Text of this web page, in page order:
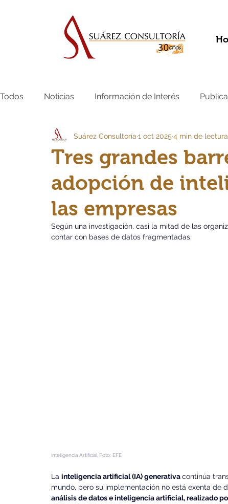
Todos Noticias Información de Interés
Tres grandes
adopción de
las empresas
Suárez Consultoría 1 oct 2025 4 min de lectura
Según una investigación, casi la mitad de las
contar con bases de datos fragmentadas.
Inteligencia Artificial Foto: EFE
La inteligencia artificial (IA) generativa continúa
mundo, pero su implementación no está exenta de
análisis de datos e inteligencia artificial, realizado